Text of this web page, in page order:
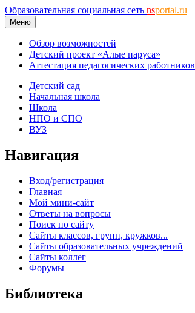
Образовательная социальная сеть nsportal.ru
Меню
Обзор возможностей
Детский проект «Алые паруса»
Аттестация педагогических работников
Детский сад
Начальная школа
Школа
НПО и СПО
ВУЗ
Навигация
Вход/регистрация
Главная
Мой мини-сайт
Ответы на вопросы
Поиск по сайту
Сайты классов, групп, кружков...
Сайты образовательных учреждений
Сайты коллег
Форумы
Библиотека